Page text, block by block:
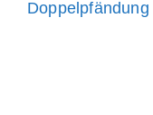
Doppelpfändung